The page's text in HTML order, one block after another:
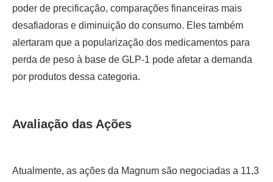
poder de precificação, comparações financeiras mais
desafiadoras e diminuição do consumo. Eles também
alertaram que a popularização dos medicamentos para
perda de peso à base de GLP-1 pode afetar a demanda
por produtos dessa categoria.
Avaliação das Ações
Atualmente, as ações da Magnum são negociadas a 11,3